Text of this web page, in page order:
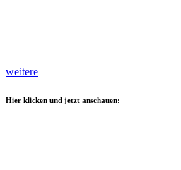
weitere
Hier klicken und jetzt anschauen: